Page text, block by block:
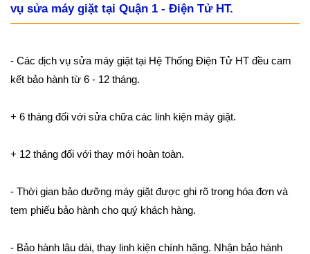
vụ sửa máy giặt tại Quận 1 - Điện Tử HT.
- Các dịch vụ sửa máy giặt tại Hệ Thống Điện Tử HT đều cam
kết bảo hành từ 6 - 12 tháng.
+ 6 tháng đối với sửa chữa các linh kiện máy giặt.
+ 12 tháng đối với thay mới hoàn toàn.
- Thời gian bảo dưỡng máy giặt được ghi rõ trong hóa đơn và
tem phiếu bảo hành cho quý khách hàng.
- Bảo hành lâu dài, thay linh kiện chính hãng. Nhận bảo hành